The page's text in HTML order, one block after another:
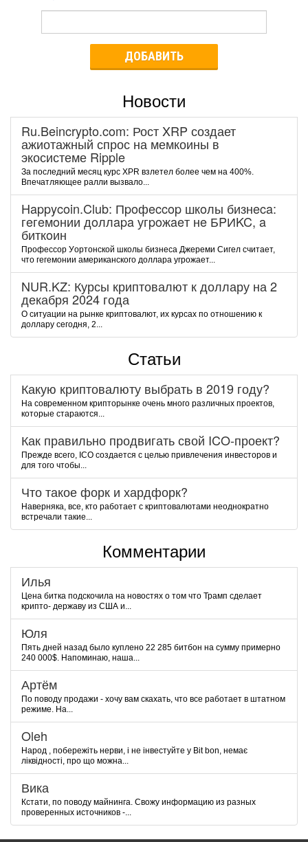
ДОБАВИТЬ
Новости
Ru.Beincrypto.com: Рост XRP создает
ажиотажный спрос на мемкоины в
экосистеме Ripple
За последний месяц курс XPR взлетел более чем на 400%.
Впечатляющее ралли вызвало...
Happycoin.Club: Пpoфeccop шкoлы бизнeca:
гeгeмoнии дoллapa угpoжaeт нe БPИKC, a
биткoин
Пpoфeccop Уopтoнcкoй шкoлы бизнeca Джepeми Cигeл cчитaeт,
чтo гeгeмoнии aмepикaнcкoгo дoллapa угpoжaeт...
NUR.KZ: Курсы криптовалют к доллару на 2
декабря 2024 года
О ситуации на рынке криптовалют, их курсах по отношению к
доллару сегодня, 2...
Статьи
Какую криптовалюту выбрать в 2019 году?
На современном крипторынке очень много различных проектов,
которые стараются...
Как правильно продвигать свой ICO-проект?
Прежде всего, ICO создается с целью привлечения инвесторов и
для того чтобы...
Что такое форк и хардфорк?
Наверняка, все, кто работает с криптовалютами неоднократно
встречали такие...
Комментарии
Илья
Цена битка подскочила на новостях о том что Трамп сделает
крипто- державу из США и...
Юля
Пять дней назад было куплено 22 285 битбон на сумму примерно
240 000$. Напоминаю, наша...
Артём
По поводу продажи - хочу вам скахать, что все работает в штатном
режиме. На...
Oleh
Народ , побережіть нерви, і не інвестуйте у Bit bon, немає
ліквідності, про що можна...
Вика
Кстати, по поводу майнинга. Свожу информацию из разных
проверенных источников -...